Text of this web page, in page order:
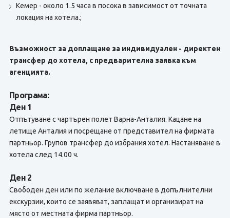
Кемер - около 1.5 часа в посока в зависимост от точната
локация на хотела.;
Възможност за доплащане за индивидуален - директен
трансфер до хотела, с предварителна заявка към
агенцията.
Програма:
Ден 1
Отпътуване с чартърен полет Варна-Анталия. Кацане на
летище Анталия и посрещане от представител на фирмата
партньор. Групов трансфер до избрания хотел. Настаняване в
хотела след 14.00 ч.
Ден 2
Свободен ден или по желание включване в допълнителни
екскурзии, които се заявяват, заплащат и организират на
място от местната фирма партньор.